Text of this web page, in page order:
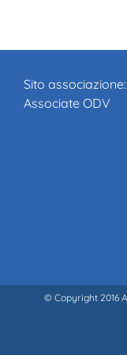
Sito associazione:
Associate ODV
© Copyright 2016